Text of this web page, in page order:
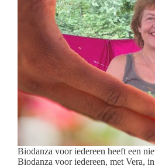
Biodanza voor iedereen heeft een
Biodanza voor iedereen, met Vera,